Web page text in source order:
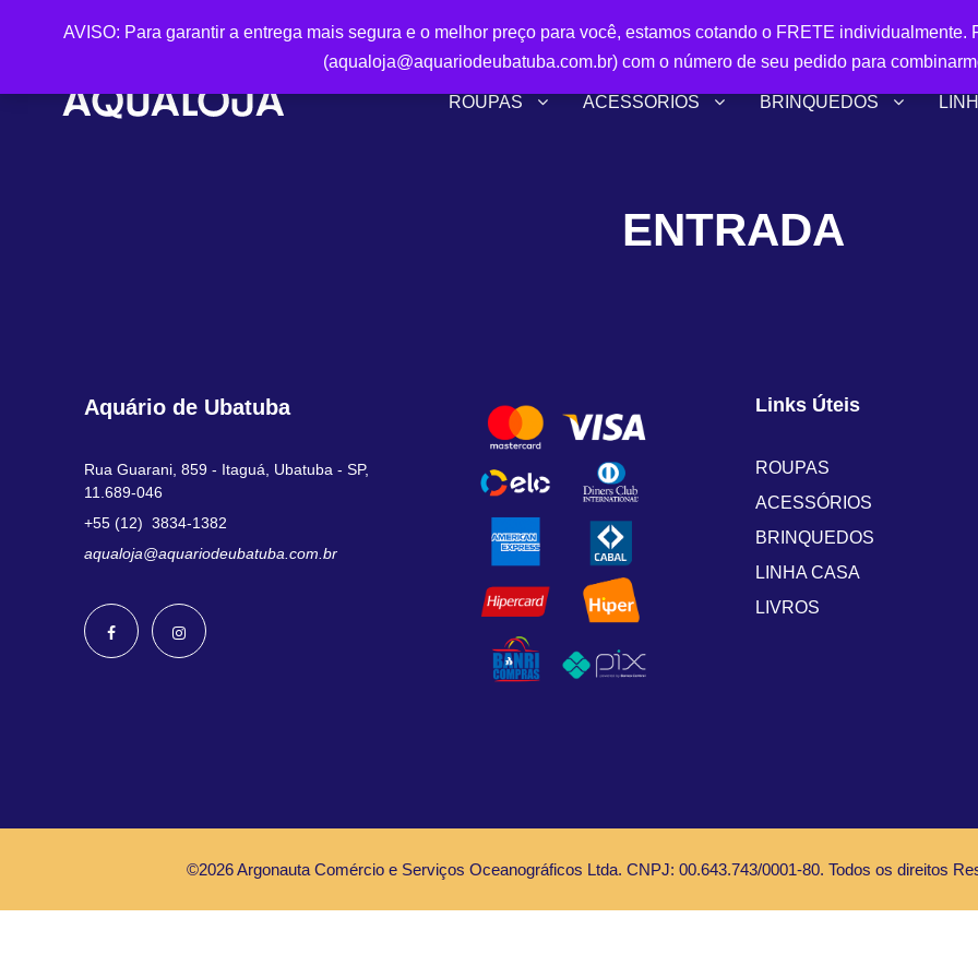
ROUPAS ACESSÓRIOS BRINQUEDOS
ENTRADA
Aquário de Ubatuba
Rua Guarani, 859 - Itaguá, Ubatuba - SP,
11.689-046
+55 (12) 3834-1382
aqualoja@aquariodeubatuba.com.br
Links Úteis
ROUPAS
ACESSÓRIOS
BRINQUEDOS
LINHA CASA
LIVROS
©2026 Argonauta Comércio e Serviços Oceanográficos Ltda. CNPJ: 00.643.743/0001-80. Todos os direitos
AVISO: Para garantir a entrega mais segura e o melhor preço para você, estamos cotando o FRETE
(aqualoja@aquariodeubatuba.com.br) com o número de seu pedido para